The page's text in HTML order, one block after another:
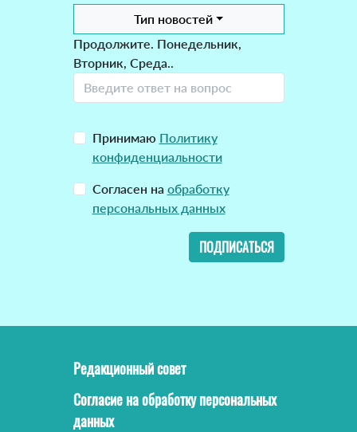
Тип новостей
Продолжите. Понедельник,
Вторник, Среда..
Принимаю Политику
конфиденциальности
Согласен на обработку
персональных данных
ПОДПИСАТЬСЯ
Редакционный совет
Согласие на обработку персональных
данных